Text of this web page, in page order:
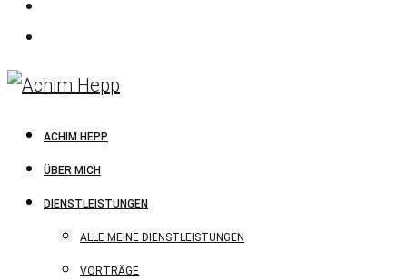
ACHIM HEPP
ÜBER MICH
DIENSTLEISTUNGEN
ALLE MEINE DIENSTLEISTUNGEN
VORTRÄGE